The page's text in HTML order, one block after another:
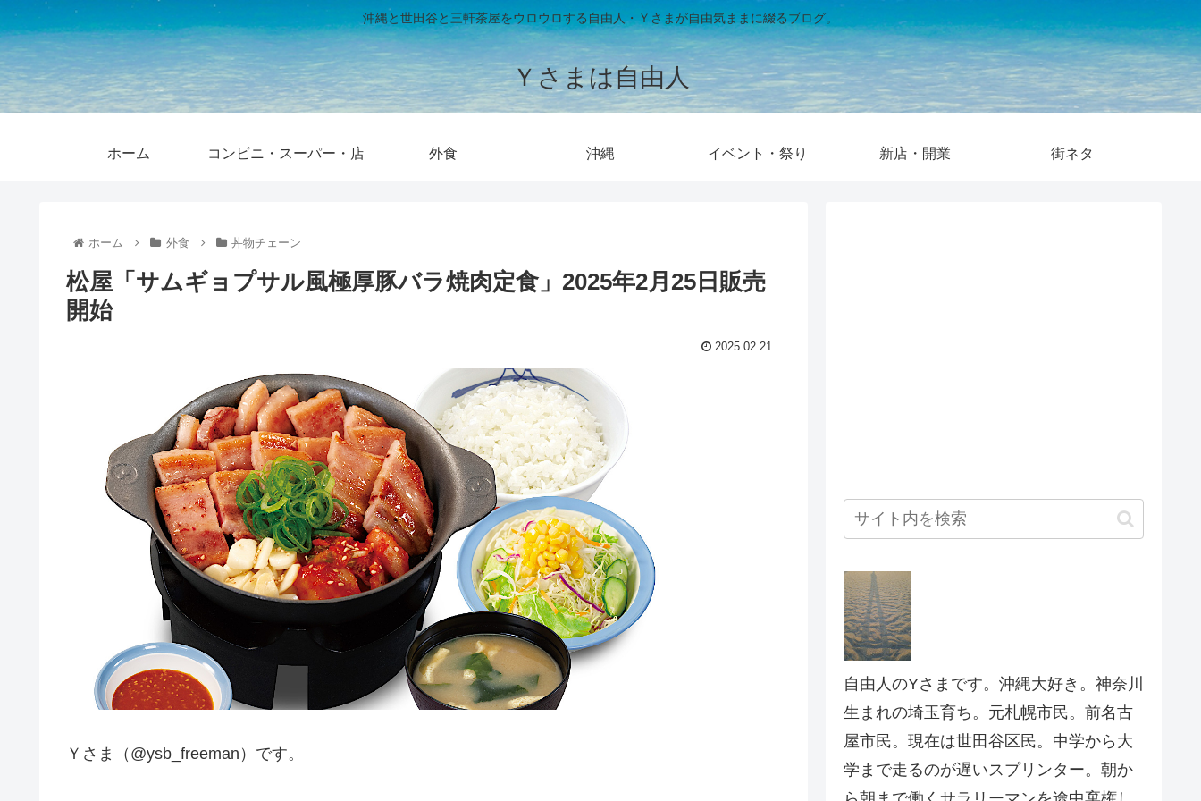
沖縄と世田谷と三軒茶屋をウロウロする自由人・Ｙさまが自由気ままに綴るブログ。
Ｙさまは自由人
ホーム コンビニ・スーパー・店 外食 沖縄 イベント・祭り 新店・開業 街ネタ
ホーム 外食 丼物チェーン
松屋「サムギョプサル風極厚豚バラ焼肉定食」2025年2月25日販売
開始
2025.02.21
Ｙさま（@ysb_freeman）です。
自由人のYさまです。沖縄大好き。神奈川
生まれの埼玉育ち。元札幌市民。前名古
屋市民。現在は世田谷区民。中学から大
学まで走るのが遅いスプリンター。朝か